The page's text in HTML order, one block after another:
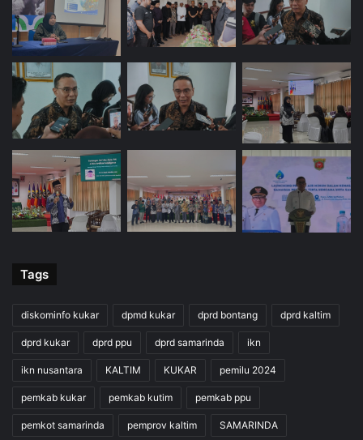
Tags
diskominfo kukar dpmd kukar dprd bontang dprd kaltim
dprd kukar dprd ppu dprd samarinda ikn
ikn nusantara KALTIM KUKAR pemilu 2024
pemkab kukar pemkab kutim pemkab ppu
pemkot samarinda pemprov kaltim SAMARINDA